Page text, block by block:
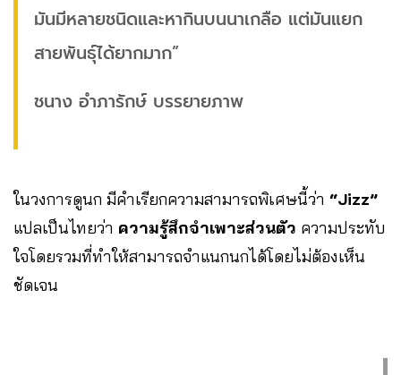
มันมีหลายชนิดและหากินบนนาเกลือ แต่มันแยก
สายพันธุ์ได้ยากมาก”
ชนาง อำภารักษ์ บรรยายภาพ
ในวงการดูนก มีคำเรียกความสามารถพิเศษนี้ว่า “Jizz”
แปลเป็นไทยว่า ความรู้สึกจำเพาะส่วนตัว ความประทับ
ใจโดยรวมที่ทำให้สามารถจำแนกนกได้โดยไม่ต้องเห็น
ชัดเจน